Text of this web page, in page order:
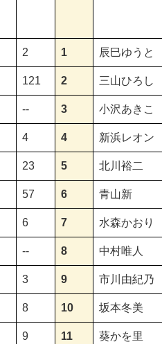
2 1 辰巳ゆうと
121 2 三山ひろし
-- 3 小沢あきこ
4 4 新浜レオン
23 5 北川裕二
57 6 青山新
6 7 水森かおり
-- 8 中村唯人
3 9 市川由紀乃
8 10 坂本冬美
9 11 葵かを里